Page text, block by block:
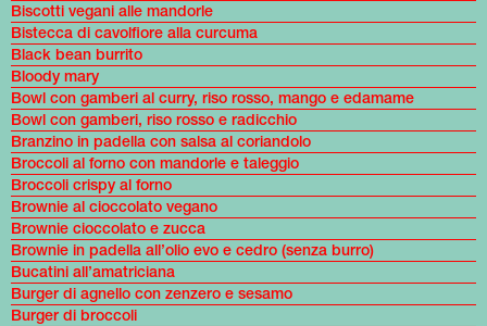
Biscotti vegani alle mandorle
Bistecca di cavolfiore alla curcuma
Black bean burrito
Bloody mary
Bowl con gamberi al curry, riso rosso, mango e edamame
Bowl con gamberi, riso rosso e radicchio
Branzino in padella con salsa al coriandolo
Broccoli al forno con mandorle e taleggio
Broccoli crispy al forno
Brownie al cioccolato vegano
Brownie cioccolato e zucca
Brownie in padella all’olio evo e cedro (senza burro)
Bucatini all’amatriciana
Burger di agnello con zenzero e sesamo
Burger di broccoli